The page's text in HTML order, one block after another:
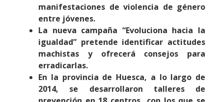
manifestaciones de violencia de género
entre jóvenes.
La nueva campaña “Evoluciona hacia la
igualdad” pretende identificar actitudes
machistas y ofrecerá consejos para
erradicarlas.
En la provincia de Huesca, a lo largo de
2014, se desarrollaron talleres de